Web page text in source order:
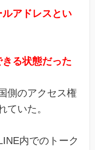
アドレスとい
きる状態だった
側のアクセス権
ていた。
内でのトーク